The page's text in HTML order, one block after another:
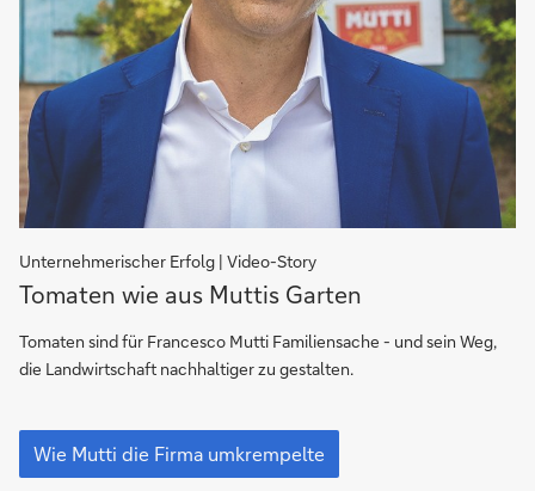
Unternehmerischer Erfolg | Video-Story
Wie
Mutti
die
Firma
Tomaten wie aus Muttis Garten
Tomaten sind für Francesco Mutti Familiensache - und sein Weg,
die Landwirtschaft nachhaltiger zu gestalten.
Wie
Mutti
die
Wie Mutti die Firma umkrempelte